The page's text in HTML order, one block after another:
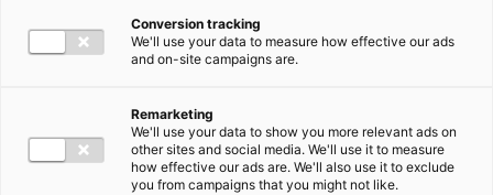
Conversion tracking
We'll use your data to measure how effective our ads
and on-site campaigns are.
Remarketing
We'll use your data to show you more relevant ads on
other sites and social media. We'll use it to measure
how effective our ads are. We'll also use it to exclude
you from campaigns that you might not like.